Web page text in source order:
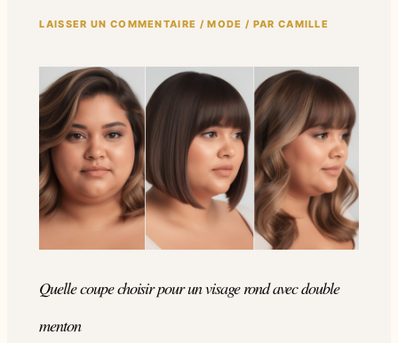
LAISSER UN COMMENTAIRE /MODE / PAR CAMILLE
Quelle coupe choisir pour un visage rond avec double
menton